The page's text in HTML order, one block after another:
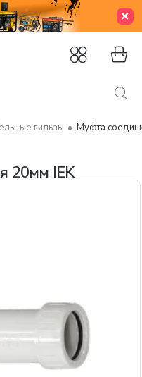
20мм IEK
гильзы Муфта